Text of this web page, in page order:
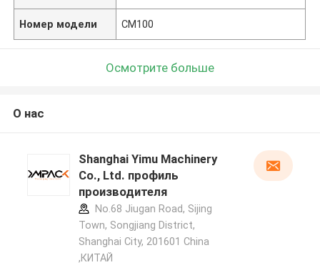
Номер модели СМ100
Осмотрите больше
О нас
Shanghai Yimu Machinery
Co., Ltd. профиль
производителя
No.68 Jiugan Road, Sijing
Town, Songjiang District,
Shanghai City, 201601 China
,КИТАЙ